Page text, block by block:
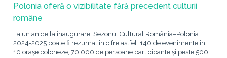
Polonia oferă o vizibilitate fără precedent culturii
române
La un an de la inaugurare, Sezonul Cultural România–Polonia
2024-2025 poate fi rezumat în cifre astfel: 140 de evenimente în
10 orașe poloneze, 70 000 de persoane participante și peste 500